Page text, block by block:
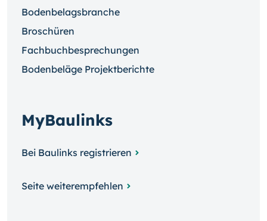
Bodenbelagsbranche
Broschüren
Fachbuchbesprechungen
Bodenbeläge Projektberichte
MyBaulinks
Bei Baulinks registrieren
Seite weiterempfehlen